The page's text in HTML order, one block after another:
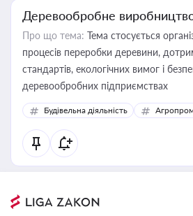
Деревообробне
Про що тема: Тема стосується
процесів переробки деревини,
стандартів, екологічних вимог і
деревообробних підприємствах
Будівельна діяльність